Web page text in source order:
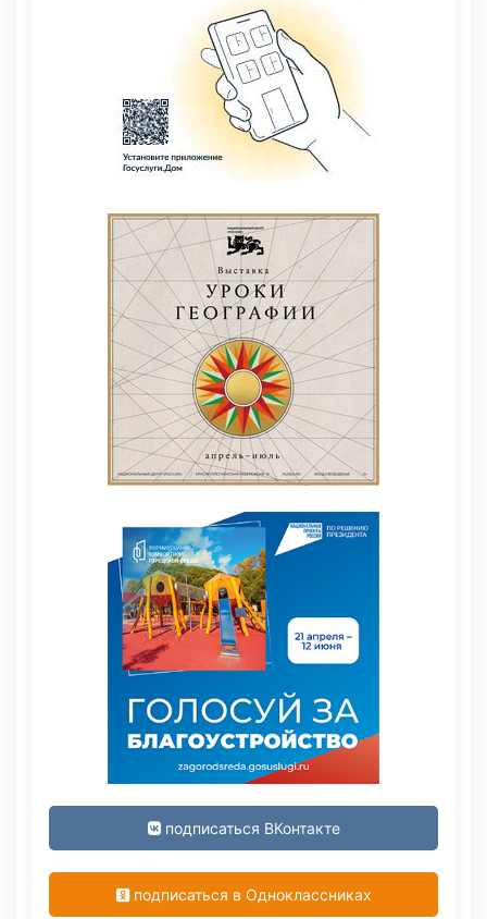
подписаться ВКонтакте
подписаться в Одноклассниках